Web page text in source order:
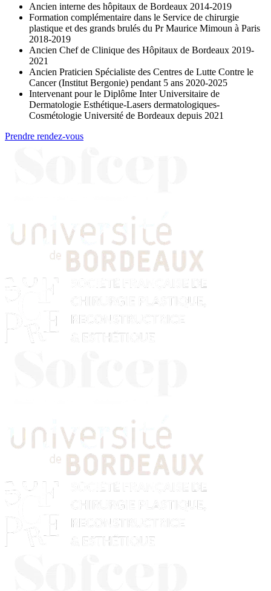
Ancien interne des hôpitaux de Bordeaux 2014-2019
Formation complémentaire dans le Service de chirurgie
plastique et des grands brulés du Pr Maurice Mimoun à Paris
2018-2019
Ancien Chef de Clinique des Hôpitaux de Bordeaux 2019-
2021
Ancien Praticien Spécialiste des Centres de Lutte Contre le
Cancer (Institut Bergonie) pendant 5 ans 2020-2025
Intervenant pour le Diplôme Inter Universitaire de
Dermatologie Esthétique-Lasers dermatologiques-
Cosmétologie Université de Bordeaux depuis 2021
Prendre rendez-vous